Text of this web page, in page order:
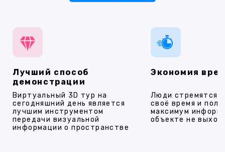
Лучший способ
демонстрации
Виртуальный 3D тур на
сегодняшний день является
лучшим инструментом
передачи визуальной
информации о пространстве
Экономия
Люди стремятся
своё время и
максимум
объекте не